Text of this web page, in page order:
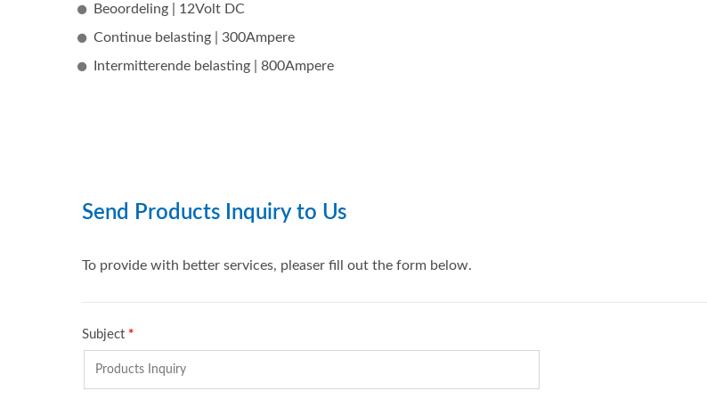
Beoordeling | 12Volt DC
Continue belasting | 300Ampere
Intermitterende belasting | 800Ampere